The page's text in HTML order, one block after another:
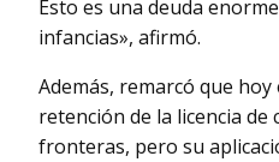
Esto es una deuda
infancias», afirmó.
Además, remarcó que
retención de la licencia de
fronteras, pero su